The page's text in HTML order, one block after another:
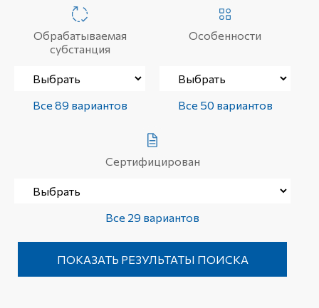
Обрабатываемая
субстанция
Все 89 вариантов
Особенности
Все 50 вариантов
Сертифицирован
Все 29 вариантов